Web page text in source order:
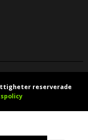
reserverade